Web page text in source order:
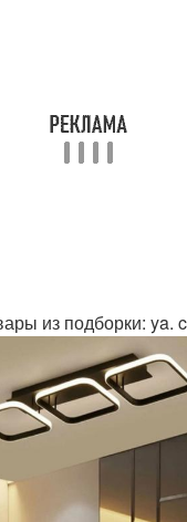
из подборки: ya.